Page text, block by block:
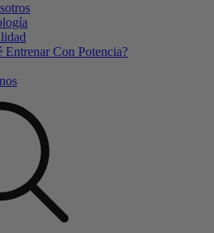
Entrenar Con Potencia?